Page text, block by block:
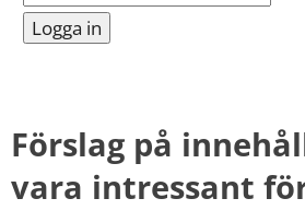
Förslag på
vara intressant
sidan